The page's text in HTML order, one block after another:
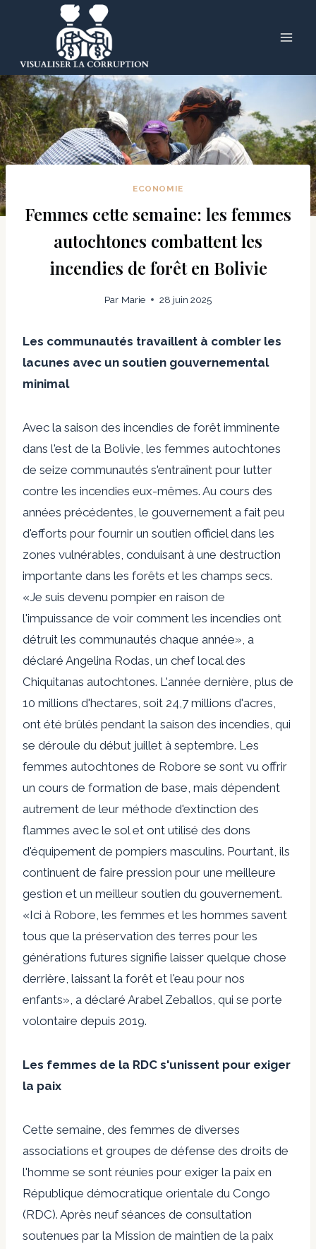
ECONOMIE
Femmes cette semaine: les femmes
autochtones combattent les
incendies de forêt en Bolivie
Par Marie 28 juin 2025
Les communautés travaillent à combler les
lacunes avec un soutien gouvernemental
minimal
Avec la saison des incendies de forêt imminente
dans l'est de la Bolivie, les femmes autochtones
de seize communautés s'entraînent pour lutter
contre les incendies eux-mêmes. Au cours des
années précédentes, le gouvernement a fait peu
d'efforts pour fournir un soutien officiel dans les
zones vulnérables, conduisant à une destruction
importante dans les forêts et les champs secs.
«Je suis devenu pompier en raison de
l'impuissance de voir comment les incendies ont
détruit les communautés chaque année», a
déclaré Angelina Rodas, un chef local des
Chiquitanas autochtones. L'année dernière, plus de
10 millions d'hectares, soit 24,7 millions d'acres,
ont été brûlés pendant la saison des incendies, qui
se déroule du début juillet à septembre. Les
femmes autochtones de Robore se sont vu offrir
un cours de formation de base, mais dépendent
autrement de leur méthode d'extinction des
flammes avec le sol et ont utilisé des dons
d'équipement de pompiers masculins. Pourtant, ils
continuent de faire pression pour une meilleure
gestion et un meilleur soutien du gouvernement.
«Ici à Robore, les femmes et les hommes savent
tous que la préservation des terres pour les
générations futures signifie laisser quelque chose
derrière, laissant la forêt et l'eau pour nos
enfants», a déclaré Arabel Zeballos, qui se porte
volontaire depuis 2019.
Les femmes de la RDC s'unissent pour exiger
la paix
Cette semaine, des femmes de diverses
associations et groupes de défense des droits de
l'homme se sont réunies pour exiger la paix en
République démocratique orientale du Congo
(RDC). Après neuf séances de consultation
soutenues par la Mission de maintien de la paix